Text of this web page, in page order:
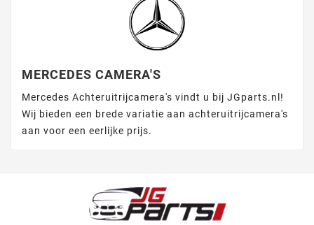
MERCEDES CAMERA'S
Mercedes Achteruitrijcamera's vindt u bij JGparts.nl!
Wij bieden een brede variatie aan achteruitrijcamera's
aan voor een eerlijke prijs.